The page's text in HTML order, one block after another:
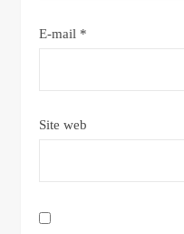
E-mail *
Site web